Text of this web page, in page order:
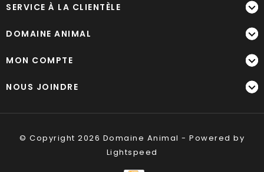
SERVICE À LA CLIENTÈLE
DOMAINE ANIMAL
MON COMPTE
NOUS JOINDRE
© Copyright 2026 Domaine Animal - Powered by
Lightspeed